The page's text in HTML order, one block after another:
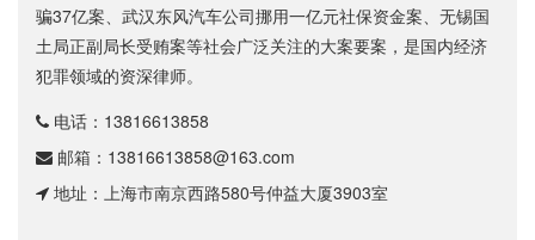
骗37亿案、武汉东风汽车公司挪用一亿元社保资金案、无锡国
土局正副局长受贿案等社会广泛关注的大案要案，是国内经济
犯罪领域的资深律师。
电话： 13816613858
邮箱： 13816613858@163.com
地址：上海市南京西路580号仲益大厦3903室